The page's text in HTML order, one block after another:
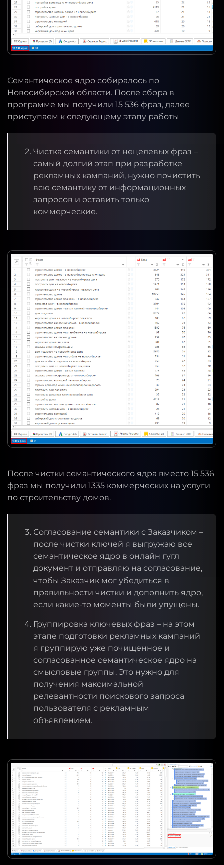
Семантическое ядро собиралось по
Новосибирской области. После сбора в
программе мы получили 15 536 фраз, далее
приступаем к следующему этапу работы
Чистка семантики от нецелевых фраз –
самый долгий этап при разработке
рекламных кампаний, нужно почистить
всю семантику от информационных
запросов и оставить только
коммерческие.
После чистки семантического ядра вместо 15 536
фраз мы получили 1335 коммерческих на услуги
по строительству домов.
Согласование семантики с Заказчиком –
после чистки ключей я выгружаю все
семантическое ядро в онлайн гугл
документ и отправляю на согласование,
чтобы Заказчик мог убедиться в
правильности чистки и дополнить ядро,
если какие-то моменты были упущены.
Группировка ключевых фраз – на этом
этапе подготовки рекламных кампаний
я группирую уже почищенное и
согласованное семантическое ядро на
смысловые группы. Это нужно для
получения максимальной
релевантности поискового запроса
пользователя с рекламным
объявлением.